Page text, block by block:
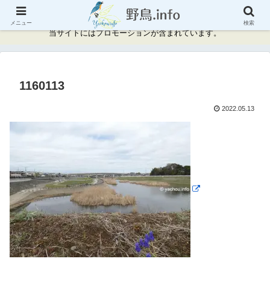
神奈川県周辺の野鳥情報と記録
当サイトにはプロモーションが含まれています。
1160113
2022.05.13
メニュー 検索